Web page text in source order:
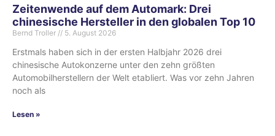
Zeitenwende auf dem Automark: Drei
chinesische Hersteller in den globalen Top 10
Bernd Troller 5. August 2026
Erstmals haben sich in der ersten Halbjahr 2026 drei
chinesische Autokonzerne unter den zehn größten
Automobilherstellern der Welt etabliert. Was vor zehn Jahren
noch als
Lesen »